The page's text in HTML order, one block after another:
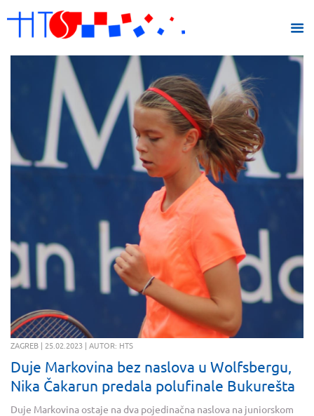
ZAGREB | 25.02.2023 | AUTOR: HTS
Duje Markovina bez naslova u Wolfsbergu,
Nika Čakarun predala polufinale Bukurešta
Duje Markovina ostaje na dva pojedinačna naslova na juniorskom